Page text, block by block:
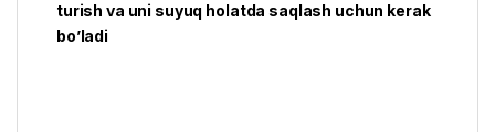
turish va uni suyuq holatda saqlash uchun kerak
bo’ladi